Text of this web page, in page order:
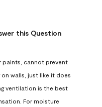
this Question
paints, cannot prevent
walls, just like it does
ventilation is the best
For moisture